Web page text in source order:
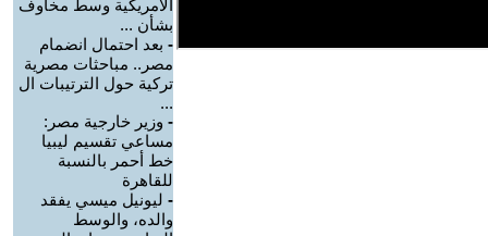
الأمريكية وسط مخاوف
بشأن ...
- بعد احتمال انضمام
مصر.. مباحثات مصرية
تركية حول الترتيبات ال
...
- وزير خارجية مصر:
مساعي تقسيم ليبيا
خط أحمر بالنسبة
للقاهرة
- ليونيل ميسي يفقد
والده، والوسط